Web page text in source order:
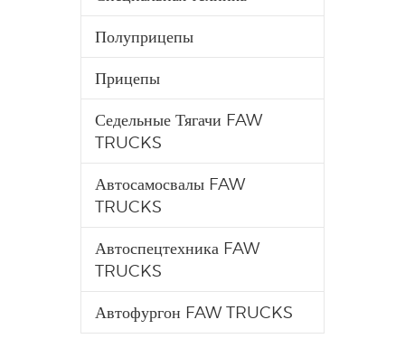
Полуприцепы
Прицепы
Седельные Тягачи FAW
TRUCKS
Автосамосвалы FAW
TRUCKS
Автоспецтехника FAW
TRUCKS
Автофургон FAW TRUCKS